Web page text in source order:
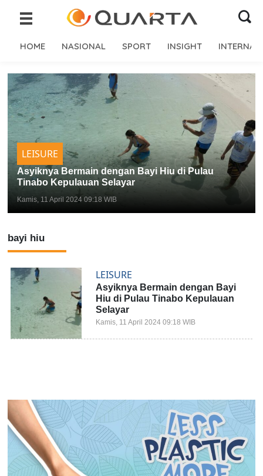
HOME NASIONAL SPORT INSIGHT
LEISURE
Asyiknya Bermain dengan Bayi Hiu di Pulau
Tinabo Kepulauan Selayar
Kamis, 11 April 2024 09:18 WIB
bayi hiu
LEISURE
Asyiknya Bermain dengan Bayi
Hiu di Pulau Tinabo Kepulauan
Selayar
Kamis, 11 April 2024 09:18 WIB